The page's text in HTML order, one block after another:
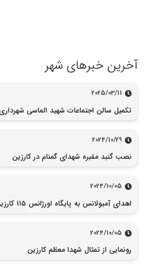
آخرین خبرهای شهر
2025/03/11
تکمیل سالن اجتماعات شهید الماسی
2024/10/29
نصب گنبد مقبره شهدای گمنام در کارزین
2024/10/05
اهدای آمبولانس به پایگاه اورژانس ۱۱۵ کارزین
2024/10/05
رونمایی از تمثال شهدا معظم کارزین